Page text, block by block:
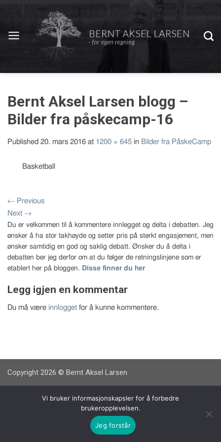
Bernt Aksel Larsen blogg –
Bilder fra påskecamp-16
Published 20. mars 2016 at 1200 × 645 in Bilder fra PåskeCamp
Basketball
← Previous
Next →
Du er velkommen til å kommentere innlegget og delta i debatten. Jeg
ønsker å ha stor takhøyde og setter pris på sterkt engasjement, men
ønsker samtidig en god og saklig debatt. Ønsker du å delta i
debatten ber jeg derfor om at du følger de retningslinjene som er
etablert her på bloggen. Disse finner du her
Legg igjen en kommentar
Du må være innlogget for å kunne kommentere.
Copyright 2026 © Bernt Aksel Larsen
Vi bruker informasjonskapsler for å forbedre
brukeropplevelsen.
Jeg forstår